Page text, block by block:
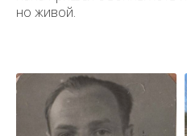
но живой.